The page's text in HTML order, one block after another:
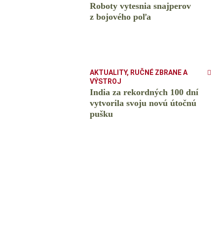
Roboty vytesnia snajperov
z bojového poľa
AKTUALITY, RUČNÉ ZBRANE A
VÝSTROJ
India za rekordných 100 dní
vytvorila svoju novú útočnú
pušku